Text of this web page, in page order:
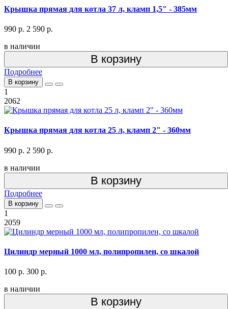
Крышка прямая для котла 37 л, кламп 1,5" - 385мм
990 р. 2 590 р.
в наличии
В корзину
Подробнее
В корзину
1
2062
Крышка прямая для котла 25 л, кламп 2" - 360мм
990 р. 2 590 р.
в наличии
В корзину
Подробнее
В корзину
1
2059
Цилиндр мерный 1000 мл, полипропилен, со шкалой
100 р. 300 р.
в наличии
В корзину